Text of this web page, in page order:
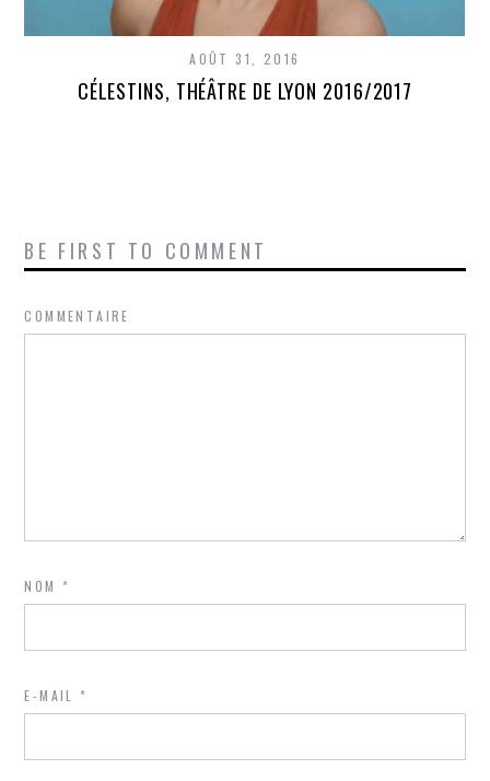
AOÛT 31, 2016
CÉLESTINS, THÉÂTRE DE LYON 2016/2017
BE FIRST TO COMMENT
COMMENTAIRE
NOM*
E-MAIL*